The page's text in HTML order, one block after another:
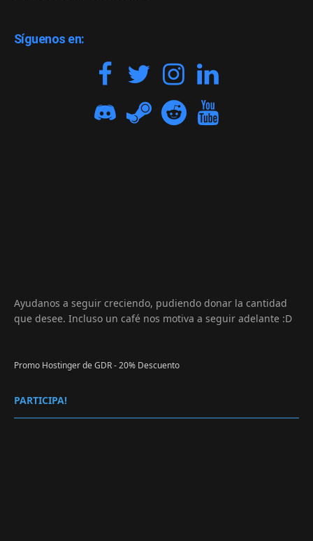
Síguenos en:
Ayudanos a seguir creciendo, pudiendo donar la cantidad
que desee. Incluso un café nos motiva a seguir adelante :D
Promo Hostinger de GDR - 20% Descuento
PARTICIPA!